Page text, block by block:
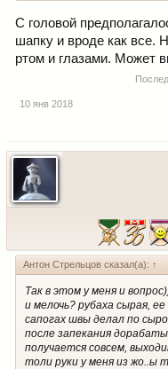
С головой
шапку и вроде как все.
ртом и глазами. Может
10 янв 2018
Антон Стрельцов сказал(а): ↑
Так в этом у меня и
и мелочь? рубаха сырая,
сапогах швы делал по
после запекания
получается совсем,
толи руки у меня из жо..ы